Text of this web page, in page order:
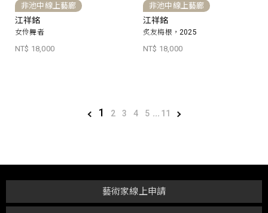
非池中線上藝廊
江祥銘
女伶舞者
NT$ 18,000
非池中線上藝廊
江祥銘
炙友梅根，2025
NT$ 18,000
1 2 3 4 5 ... 11
藝術家線上申請